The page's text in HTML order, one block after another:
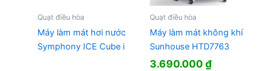
Quạt điều hòa
Máy làm mát hơi nước
Symphony ICE Cube i
Quạt điều hòa
Máy làm mát không khí
Sunhouse HTD7763
3.690.000₫